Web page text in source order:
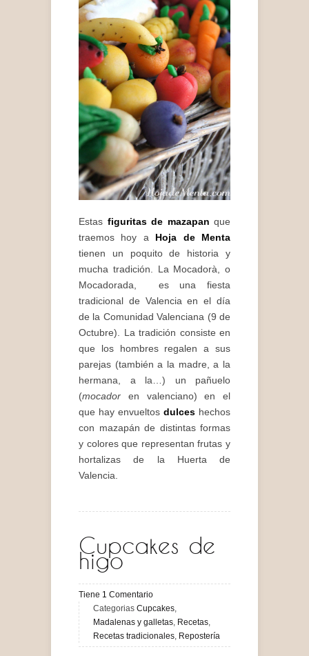
Estas figuritas de mazapan que
traemos hoy a Hoja de Menta
tienen un poquito de historia y
mucha tradición. La Mocadorà, o
Mocadorada, es una fiesta
tradicional de Valencia en el día
de la Comunidad Valenciana (9 de
Octubre). La tradición consiste en
que los hombres regalen a sus
parejas (también a la madre, a la
hermana, a la…) un pañuelo
(mocador en valenciano) en el
que hay envueltos dulces hechos
con mazapán de distintas formas
y colores que representan frutas y
hortalizas de la Huerta de
Valencia.
Cupcakes de
higo
Tiene 1 Comentario
Categorias Cupcakes,
Madalenas y galletas, Recetas,
Recetas tradicionales, Repostería